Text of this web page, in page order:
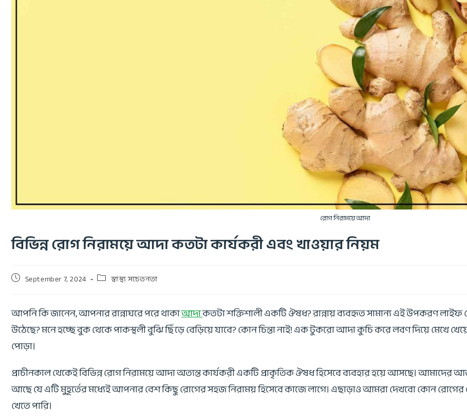
রোগ নিরাময়ে আদা
বিভিন্ন রোগ নিরাময়ে আদা কতটা কার্যকরী এবং খাওয়ার নিয়ম
September 7, 2024 স্বাস্থ্য সচেতনতা
আপনি কি জানেন, আপনার রান্নাঘরে পরে থাকাআদাকতটা শক্তিশালী একটি ঔষধ? রান্নায় ব্যবহৃত সামান্য এই উপকরণ লাইফ
উঠেছে? মনে হচ্ছে বুক থেকে পাকস্থলী বুঝি ছিঁড়ে বেড়িয়ে যাবে? কোন চিন্তা নাই! এক টুকরো আদা কুচি করে লবণ দিয়ে মেখে
পোড়া।
প্রাচীনকাল থেকেই বিভিন্ন রোগ নিরাময়ে আদা অত্যন্ত কার্যকরী একটি প্রাকৃতিক ঔষধ হিসেবে ব্যবহার হয়ে আসছে।
আছে যে এটি মুহূর্তের মধ্যেই আপনার বেশ কিছু রোগের সহজ নিরাময় হিসেবে কাজে লাগে। এছাড়াও আমরা দেখবো কোন
খেতে পারি।